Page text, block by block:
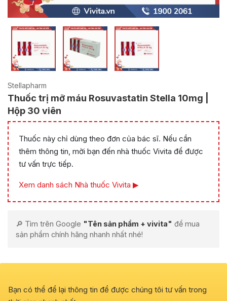
Stellapharm
Thuốc trị mỡ máu Rosuvastatin Stella 10mg |
Hộp 30 viên
Thuốc này chỉ dùng theo đơn của bác sĩ. Nếu cần
thêm thông tin, mời bạn đến nhà thuốc Vivita để được
tư vấn trực tiếp.
Xem danh sách Nhà thuốc Vivita ▶
🔎 Tìm trên Google "Tên sản phẩm + vivita" để mua
sản phẩm chính hãng nhanh nhất nhé!
Bạn có thể để lại thông tin để được chúng tôi tư vấn trong